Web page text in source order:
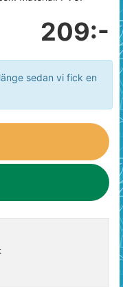
209:-
sedan vi fick en